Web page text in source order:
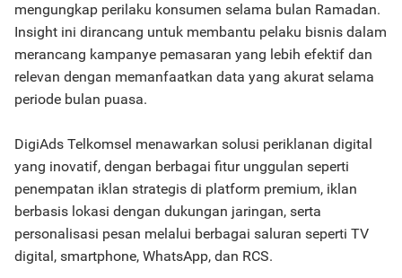
mengungkap perilaku konsumen selama bulan Ramadan.
Insight ini dirancang untuk membantu pelaku bisnis dalam
merancang kampanye pemasaran yang lebih efektif dan
relevan dengan memanfaatkan data yang akurat selama
periode bulan puasa.
DigiAds Telkomsel menawarkan solusi periklanan digital
yang inovatif, dengan berbagai fitur unggulan seperti
penempatan iklan strategis di platform premium, iklan
berbasis lokasi dengan dukungan jaringan, serta
personalisasi pesan melalui berbagai saluran seperti TV
digital, smartphone, WhatsApp, dan RCS.